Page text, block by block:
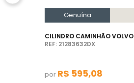
Genuína
CILINDRO CAMINHÃO VOLVO
REF: 21283632DX
por R$ 595,08